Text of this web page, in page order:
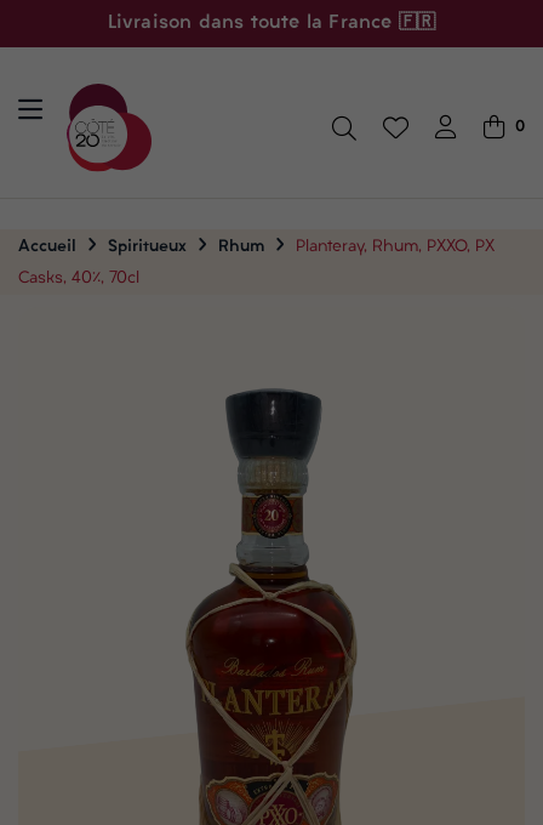
Livraison dans toute la France 🇫🇷
0
Accueil Spiritueux Rhum
Planteray, Rhum, PXXO, PX
Casks, 40%, 70cl